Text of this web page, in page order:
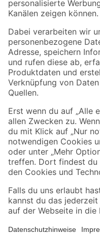
Folge uns
Zahlungsarten
Sicher einkaufen
Jetzt die toom-App
Alle Preisangaben in EUR inkl.
Umständen nicht in allen Märkten
Produkte nur solange der Vorrat reicht.
*Paketversand ab 59 €